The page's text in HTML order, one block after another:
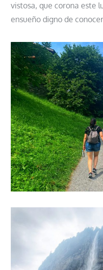
vistosa, que corona este
ensueño digno de